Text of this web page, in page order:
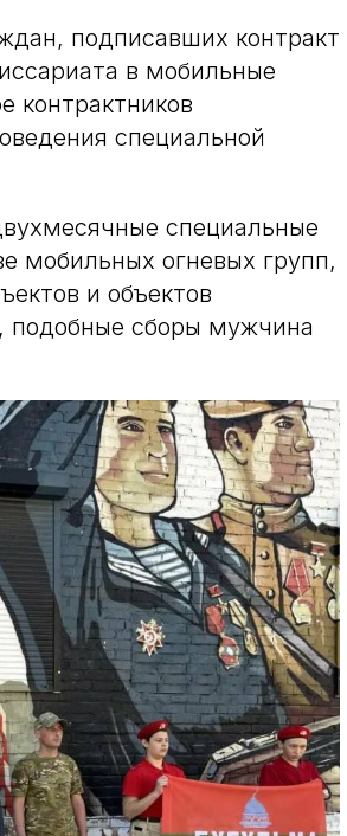
подписавших контракт
в мобильные
контрактников
специальной
специальные
мобильных огневых групп,
и объектов
подобные сборы мужчина